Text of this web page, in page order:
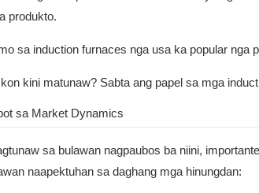
produkto.
sa induction furnaces nga usa ka popular nga
sa Market Dynamics
sa bulawan nagpaubos ba niini,
naapektuhan sa daghang mga hinungdan: